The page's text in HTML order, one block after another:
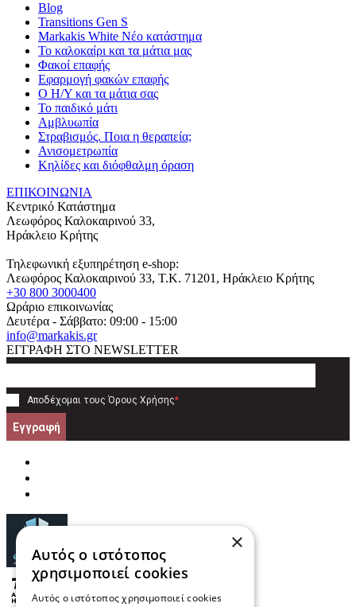
Blog
Transitions Gen S
Markakis White Νέο κατάστημα
Το καλοκαίρι και τα μάτια μας
Φακοί επαφής
Εφαρμογή φακών επαφής
Ο Η/Υ και τα μάτια σας
Το παιδικό μάτι
Αμβλυωπία
Στραβισμός. Ποια η θεραπεία;
Ανισομετρωπία
Κηλίδες και διόφθαλμη όραση
ΕΠΙΚΟΙΝΩΝΙΑ
Κεντρικό Κατάστημα
Λεωφόρος Καλοκαιρινού 33,
Ηράκλειο Κρήτης
Τηλεφωνική εξυπηρέτηση e-shop:
Λεωφόρος Καλοκαιρινού 33, T.K. 71201, Ηράκλειο Κρήτης
+30 800 3000400
Ωράριο επικοινωνίας
Δευτέρα - Σάββατο: 09:00 - 15:00
info@markakis.gr
ΕΓΓΡΑΦΗ ΣΤΟ NEWSLETTER
Αποδέχομαι τους Όρους Χρήσης*
Εγγραφή
×
Αυτός ο ιστότοπος
χρησιμοποιεί cookies
Αυτός ο ιστότοπος χρησιμοποιεί cookies